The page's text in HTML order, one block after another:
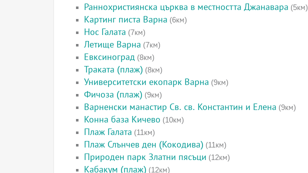
Раннохристиянска църква в местността Джанавара (5км)
Картинг писта Варна (6км)
Нос Галата (7км)
Летище Варна (7км)
Евксиноград (8км)
Траката (плаж) (8км)
Университетски екопарк Варна (9км)
Фичоза (плаж) (9км)
Варненски манастир Св. св. Константин и Елена (9км)
Конна база Кичево (10км)
Плаж Галата (11км)
Плаж Слънчев ден (Кокодива) (11км)
Природен парк Златни пясъци (12км)
Кабакум (плаж) (12км)